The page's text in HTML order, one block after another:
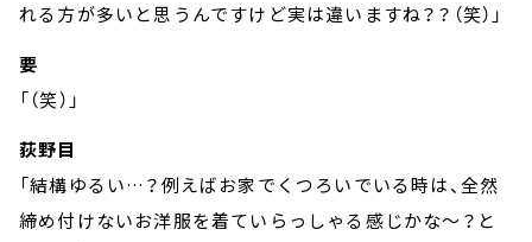
れる方が多いと思うんですけど実は違いますね？？（笑）」
要
「（笑）」
荻野目
「結構ゆるい…？例えばお家でくつろいでいる時は、全然
締め付けないお洋服を着ていらっしゃる感じかな～？と